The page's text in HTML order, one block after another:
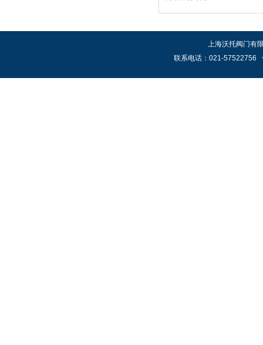
上海沃托阀门有
联系电话：021-57522756